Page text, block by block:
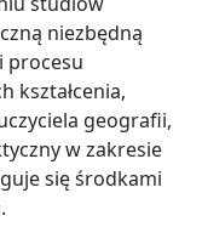
niezbędną
procesu
kształcenia,
geografii,
w zakresie
się środkami